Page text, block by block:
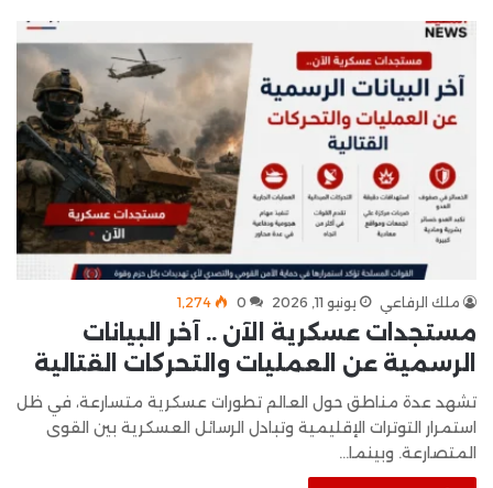
ملك الرفاعي يونيو 11, 2026 0 1٬274
مستجدات عسكرية الآن .. آخر البيانات
الرسمية عن العمليات والتحركات القتالية
تشهد عدة مناطق حول العالم تطورات عسكرية متسارعة، في ظل
استمرار التوترات الإقليمية وتبادل الرسائل العسكرية بين القوى
المتصارعة. وبينما…